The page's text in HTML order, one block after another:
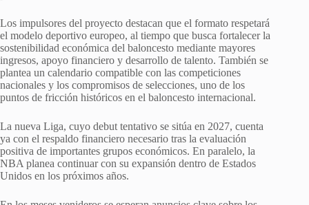
Los impulsores del proyecto destacan que el formato respetará
el modelo deportivo europeo, al tiempo que busca fortalecer la
sostenibilidad económica del baloncesto mediante mayores
ingresos, apoyo financiero y desarrollo de talento. También se
plantea un calendario compatible con las competiciones
nacionales y los compromisos de selecciones, uno de los
puntos de fricción históricos en el baloncesto internacional.
La nueva Liga, cuyo debut tentativo se sitúa en 2027, cuenta
ya con el respaldo financiero necesario tras la evaluación
positiva de importantes grupos económicos. En paralelo, la
NBA planea continuar con su expansión dentro de Estados
Unidos en los próximos años.